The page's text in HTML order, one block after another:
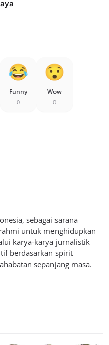
Funny
0
Wow
0
sebagai sarana
untuk menghidupkan
karya-karya jurnalistik
berdasarkan spirit
sepanjang masa.